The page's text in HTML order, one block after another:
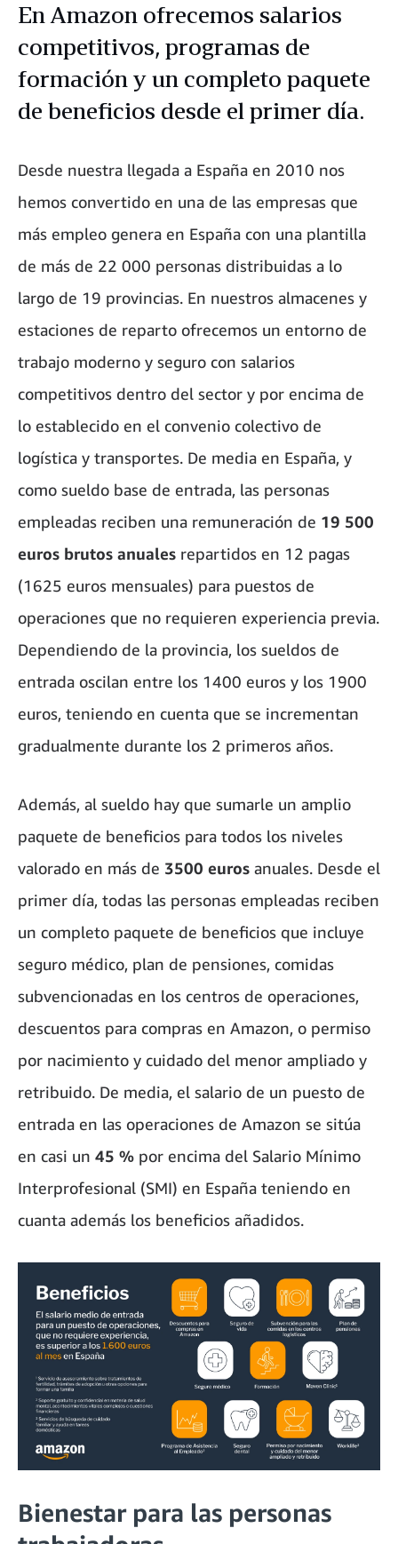
En Amazon ofrecemos salarios
competitivos, programas de
formación y un completo paquete
de beneficios desde el primer día.
Desde nuestra llegada a España en 2010 nos
hemos convertido en una de las empresas que
más empleo genera en España con una plantilla
de más de 22 000 personas distribuidas a lo
largo de 19 provincias. En nuestros almacenes y
estaciones de reparto ofrecemos un entorno de
trabajo moderno y seguro con salarios
competitivos dentro del sector y por encima de
lo establecido en el convenio colectivo de
logística y transportes. De media en España, y
como sueldo base de entrada, las personas
empleadas reciben una remuneración de 19 500
euros brutos anuales repartidos en 12 pagas
(1625 euros mensuales) para puestos de
operaciones que no requieren experiencia previa.
Dependiendo de la provincia, los sueldos de
entrada oscilan entre los 1400 euros y los 1900
euros, teniendo en cuenta que se incrementan
gradualmente durante los 2 primeros años.
Además, al sueldo hay que sumarle un amplio
paquete de beneficios para todos los niveles
valorado en más de 3500 euros anuales. Desde el
primer día, todas las personas empleadas reciben
un completo paquete de beneficios que incluye
seguro médico, plan de pensiones, comidas
subvencionadas en los centros de operaciones,
descuentos para compras en Amazon, o permiso
por nacimiento y cuidado del menor ampliado y
retribuido. De media, el salario de un puesto de
entrada en las operaciones de Amazon se sitúa
en casi un 45 % por encima del Salario Mínimo
Interprofesional (SMI) en España teniendo en
cuanta además los beneficios añadidos.
Bienestar para las personas